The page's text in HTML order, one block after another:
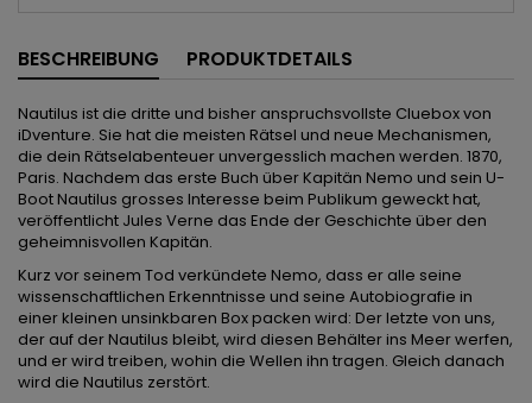
BESCHREIBUNG PRODUKTDETAILS
Nautilus ist die dritte und bisher anspruchsvollste Cluebox von
iDventure. Sie hat die meisten Rätsel und neue Mechanismen,
die dein Rätselabenteuer unvergesslich machen werden. 1870,
Paris. Nachdem das erste Buch über Kapitän Nemo und sein U-
Boot Nautilus grosses Interesse beim Publikum geweckt hat,
veröffentlicht Jules Verne das Ende der Geschichte über den
geheimnisvollen Kapitän.
Kurz vor seinem Tod verkündete Nemo, dass er alle seine
wissenschaftlichen Erkenntnisse und seine Autobiografie in
einer kleinen unsinkbaren Box packen wird: Der letzte von uns,
der auf der Nautilus bleibt, wird diesen Behälter ins Meer werfen,
und er wird treiben, wohin die Wellen ihn tragen. Gleich danach
wird die Nautilus zerstört.